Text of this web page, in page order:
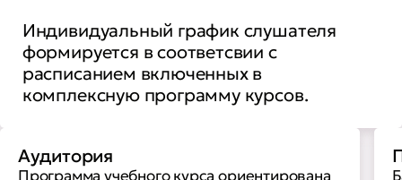
Индивидуальный график слушателя
формируется в соответсвии с
расписанием включенных в
комплексную программу курсов.
Аудитория
Программа учебного курса ориентирована